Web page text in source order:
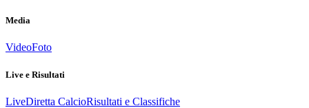
Media
VideoFoto
Live e Risultati
LiveDiretta CalcioRisultati e Classifiche